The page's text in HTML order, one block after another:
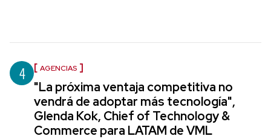
4 AGENCIAS
"La próxima ventaja competitiva no
vendrá de adoptar más tecnología",
Glenda Kok, Chief of Technology &
Commerce para LATAM de VML